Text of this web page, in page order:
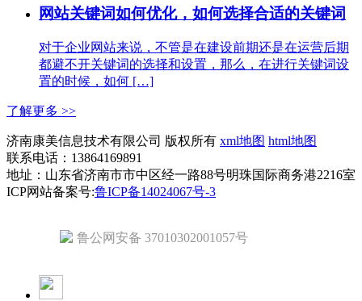
网站关键词如何优化，如何选择合适的关键词
对于企业网站来说，不管是在建设前期还是在运营后期
都避不开关键词的选择和设置，那么，在进行关键词设
置的时候，如何 […]
了解更多 >>
济南康美信息技术有限公司 版权所有 xml地图 html地图
联系电话：13864169891
地址：山东省济南市市中区经一路88号明珠国际商务港2216室
ICP网站备案号:鲁ICP备14024067号-3
鲁公网安备 37010302001057号